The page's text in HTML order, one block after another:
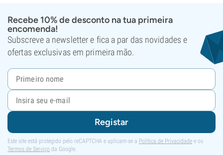
Recebe 10% de desconto na tua primeira
encomenda!
Subscreve a newsletter e fica a par das novidades e
ofertas exclusivas em primeira mão.
Registar
Este site está protegido pelo reCAPTCHA e aplicam-se a Política de Privacidade e os
Termos de Serviço da Google.